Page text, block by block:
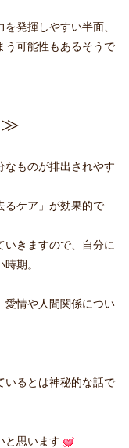
発揮しやすい半面、
う可能性もあるそうで
≫
なものが排出されやす
るケア」が効果的で
いきますので、自分に
期。
愛情や人間関係につい
いるとは神秘的な話で
と思います